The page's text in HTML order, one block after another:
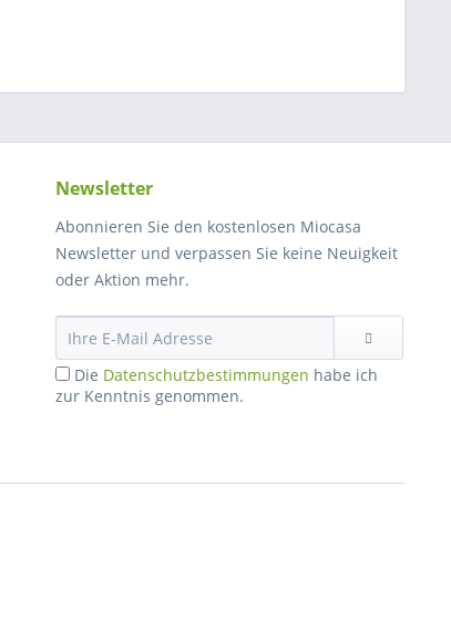
Newsletter
Abonnieren Sie den kostenlosen Miocasa
Newsletter und verpassen Sie keine Neuigkeit
oder Aktion mehr.
Die Datenschutzbestimmungen habe ich
zur Kenntnis genommen.